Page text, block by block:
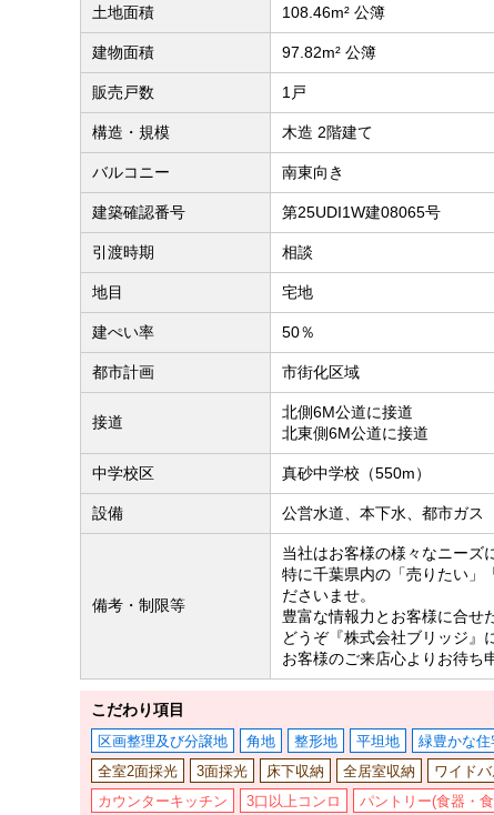
土地面積 108.46m² 公簿
建物面積 97.82m² 公簿
販売戸数 1戸
構造・規模 木造 2階建て
バルコニー 南東向き
建築確認番号 第25UDI1W建08065号
引渡時期 相談
地目 宅地
建ぺい率 50％
都市計画 市街化区域
接道
北側6M公道に接道
北東側6M公道に接道
中学校区 真砂中学校（550m）
設備 公営水道、本下水、都市ガス
備考・制限等
当社はお客様の様々なニーズ
特に千葉県内の「売りたい」
ださいませ。
豊富な情報力とお客様に合せ
どうぞ『株式会社ブリッジ』
お客様のご来店心よりお待ち
こだわり項目
区画整理及び分譲地 角地 整形地 平坦地 緑豊かな住
全室2面採光
3面採光 床下収納 全居室収納 ワイド
カウンターキッチン
3口以上コンロ パントリー(食器・